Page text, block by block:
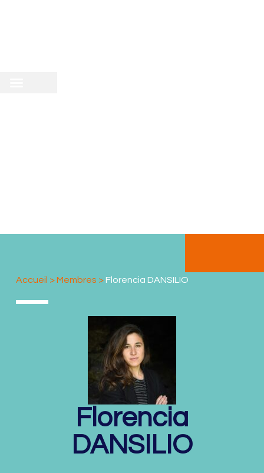
Accueil >Membres >Florencia DANSILIO
Florencia
DANSILIO